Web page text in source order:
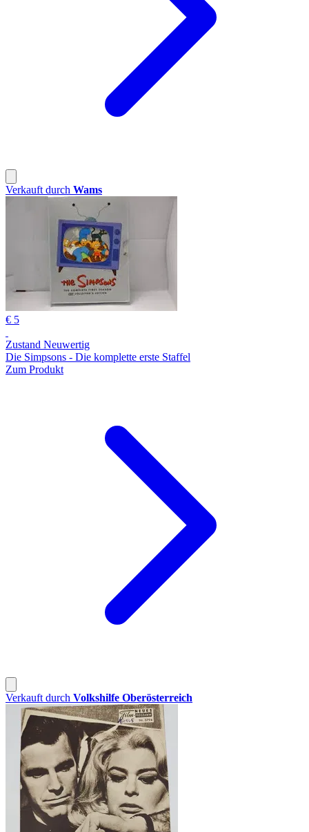
Verkauft durch Wams
€ 5
Zustand Neuwertig
Die Simpsons - Die komplette erste Staffel
Zum Produkt
Verkauft durch Volkshilfe Oberösterreich